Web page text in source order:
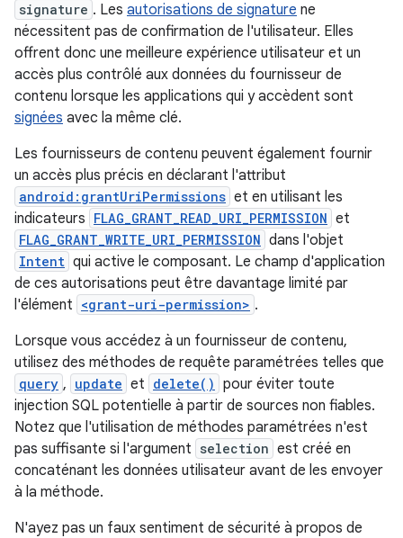
signature . Les autorisations de signature ne
nécessitent pas de confirmation de l'utilisateur. Elles
offrent donc une meilleure expérience utilisateur et un
accès plus contrôlé aux données du fournisseur de
contenu lorsque les applications qui y accèdent sont
signées avec la même clé.
Les fournisseurs de contenu peuvent également fournir
un accès plus précis en déclarant l'attribut
android:grantUriPermissions et en utilisant les
indicateurs FLAG_GRANT_READ_URI_PERMISSION et
FLAG_GRANT_WRITE_URI_PERMISSION dans l'objet
Intent qui active le composant. Le champ d'application
de ces autorisations peut être davantage limité par
l'élément <grant-uri-permission> .
Lorsque vous accédez à un fournisseur de contenu,
utilisez des méthodes de requête paramétrées telles que
query , update et delete() pour éviter toute
injection SQL potentielle à partir de sources non fiables.
Notez que l'utilisation de méthodes paramétrées n'est
pas suffisante si l'argument selection est créé en
concaténant les données utilisateur avant de les envoyer
à la méthode.
N'ayez pas un faux sentiment de sécurité à propos de